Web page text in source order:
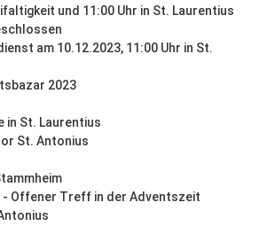
und 11:00 Uhr in St. Laurentius
am 10.12.2023, 11:00 Uhr in St.
2023
in St. Laurentius
St. Antonius
- Offener Treff in der Adventszeit